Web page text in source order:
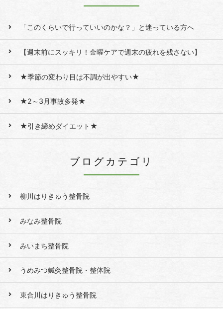
「このくらいで行っていいのかな？」と迷っている方へ
【週末前にスッキリ！金曜ケアで週末の疲れを残さない】
★季節の変わり目は不調が出やすい★
★2～3月事故多発★
★引き締めダイエット★
ブログカテゴリ
柳川はりきゅう整骨院
みなみ整骨院
みいまち整骨院
うめみつ鍼灸整骨院・整体院
東合川はりきゅう整骨院